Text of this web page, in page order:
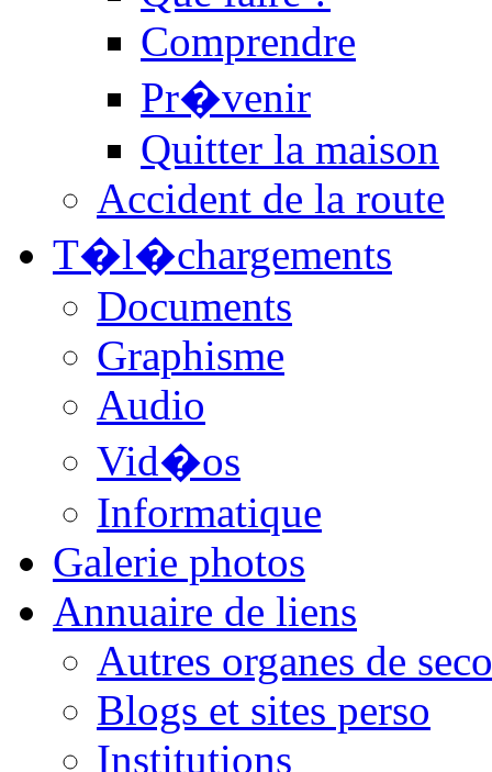
Comprendre
Pr�venir
Quitter la maison
Accident de la route
T�l�chargements
Documents
Graphisme
Audio
Vid�os
Informatique
Galerie photos
Annuaire de liens
Autres organes de
Blogs et sites perso
Institutions